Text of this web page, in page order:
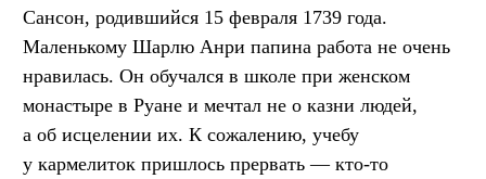
Сансон, родившийся 15 февраля 1739 года.
Маленькому Шарлю Анри папина работа не очень
нравилась. Он обучался в школе при женском
монастыре в Руане и мечтал не о казни людей,
а об исцелении их. К сожалению, учебу
у кармелиток пришлось прервать — кто-то